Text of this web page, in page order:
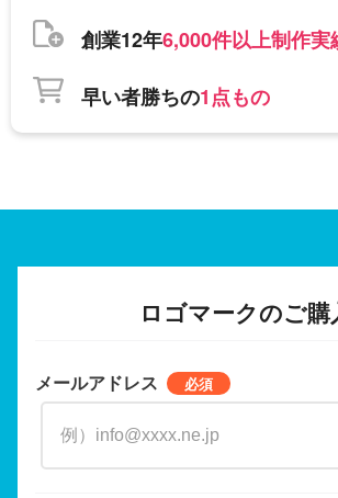
創業12年6,000件以上制作実
早い者勝ちの1点もの
ロゴマークのご購
メールアドレス